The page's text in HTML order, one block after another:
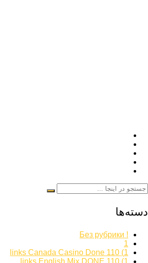
دسته‌ها
! Без рубрики
1
1) 110 links Canada Casino Done
1) 110 links English Mix DONE